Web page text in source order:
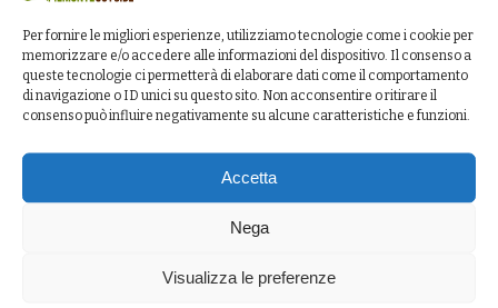
Per fornire le migliori esperienze, utilizziamo tecnologie come i cookie per
memorizzare e/o accedere alle informazioni del dispositivo. Il consenso a
queste tecnologie ci permetterà di elaborare dati come il comportamento
di navigazione o ID unici su questo sito. Non acconsentire o ritirare il
consenso può influire negativamente su alcune caratteristiche e funzioni.
Accetta
Nega
Visualizza le preferenze